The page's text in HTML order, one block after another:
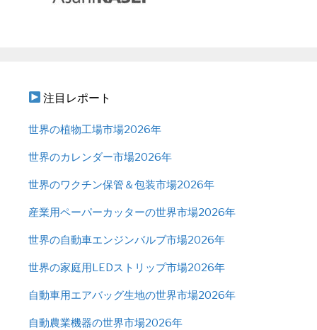
注目レポート
世界の植物工場市場2026年
世界のカレンダー市場2026年
世界のワクチン保管＆包装市場2026年
産業用ペーパーカッターの世界市場2026年
世界の自動車エンジンバルブ市場2026年
世界の家庭用LEDストリップ市場2026年
自動車用エアバッグ生地の世界市場2026年
自動農業機器の世界市場2026年